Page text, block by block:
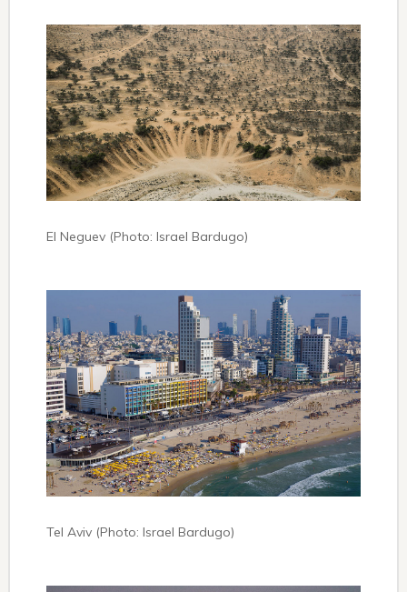
El Neguev (Photo: Israel Bardugo)
Tel Aviv (Photo: Israel Bardugo)